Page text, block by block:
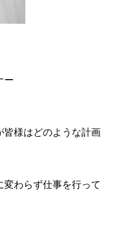
ー
皆様はどのような計画
わらず仕事を行って